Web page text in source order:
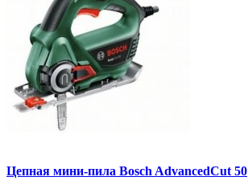
Цепная мини-пила Bosch AdvancedCut 50